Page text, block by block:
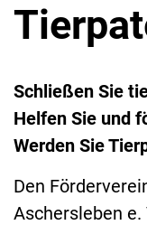
Schließen Sie
Helfen Sie und
Werden Sie
Den
Aschersleben